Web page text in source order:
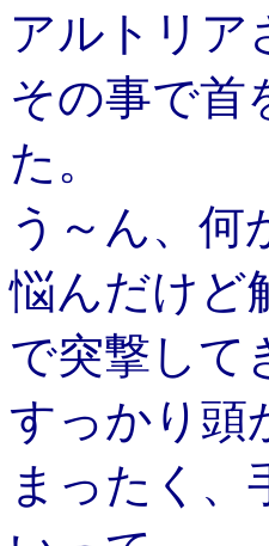
アルトリア
その事で首
た。
う～ん、何
悩んだけど
で突撃して
すっかり頭
まったく、